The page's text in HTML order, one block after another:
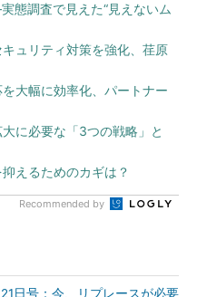
態調査で見えた“見えないム
ュリティ対策を強化、荏原
大幅に効率化、パートナー
に必要な「3つの戦略」と
えるためのカギは？
Recommended by
日号：今、リプレースが必要